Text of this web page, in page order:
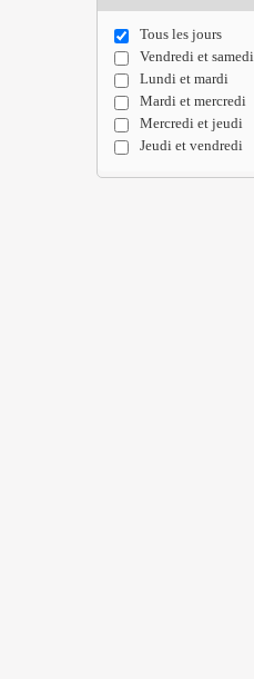
Tous les jours
Vendredi et samedi
Lundi et mardi
Mardi et mercredi
Mercredi et jeudi
Jeudi et vendredi